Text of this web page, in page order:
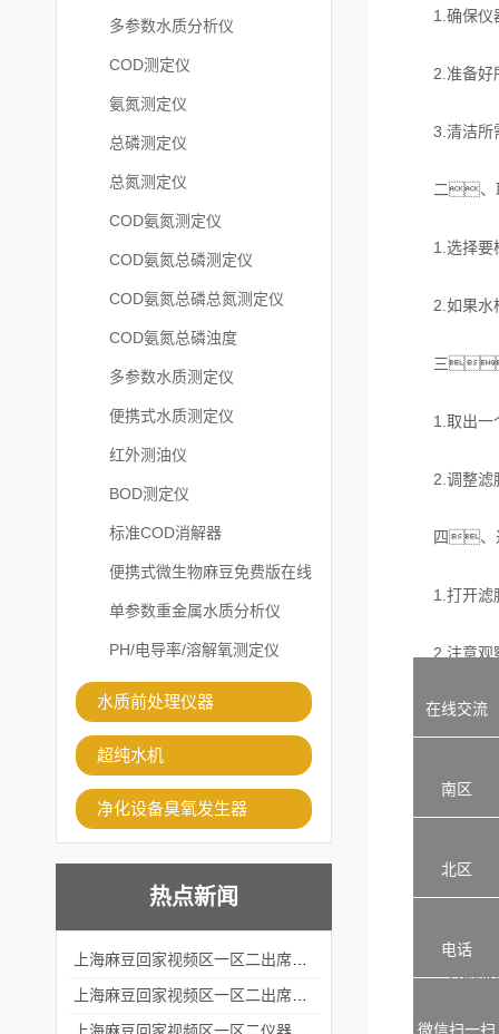
多参数水质分析仪
COD测定仪
氨氮测定仪
总磷测定仪
总氮测定仪
COD氨氮测定仪
COD氨氮总磷测定仪
COD氨氮总磷总氮测定仪
COD氨氮总磷浊度
多参数水质测定仪
便携式水质测定仪
红外测油仪
BOD测定仪
标准COD消解器
便携式微生物麻豆免费版在线
观看
单参数重金属水质分析仪
PH/电导率/溶解氧测定仪
水质前处理仪器
超纯水机
净化设备臭氧发生器
热点新闻
1.确保仪
2.准备好
3.清洁所
二、
1.选择要
2.如果水
三
1.取出一
2.调整滤
四、
1.打开滤
2.注意观
五、
2.使用显
在线交流
南区
北区
电话
微信扫一扫